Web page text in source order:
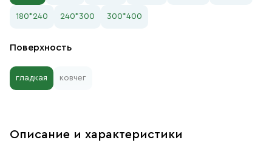
180*240 240*300 300*400
Поверхность
гладкая ковчег
Описание и характеристики